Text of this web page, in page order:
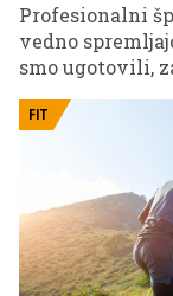
Profesionalni
vedno
smo ugotovili,
FIT